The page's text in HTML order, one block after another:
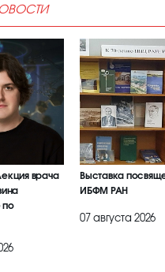
врача
по
Выставка
ИБФМ РАН
07 августа 2026